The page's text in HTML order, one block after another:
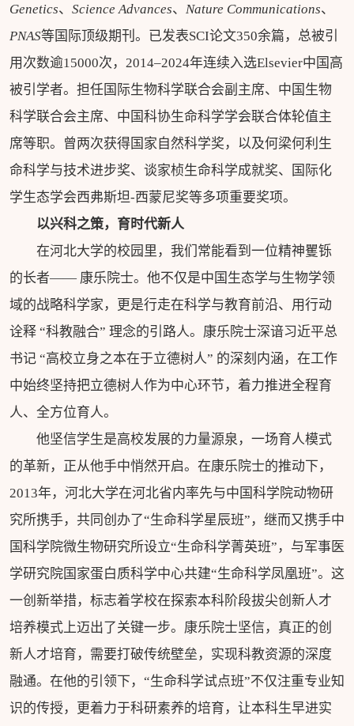
Genetics、 Science Advances、 Nature Communications、
PNAS等国际顶级期刊。已发表SCI论文350余篇，总被引
用次数逾15000次，2014–2024年连续入选Elsevier中国高
被引学者。担任国际生物科学联合会副主席、中国生物
科学联合会主席、中国科协生命科学学会联合体轮值主
席等职。曾两次获得国家自然科学奖，以及何梁何利生
命科学与技术进步奖、谈家桢生命科学成就奖、国际化
学生态学会西弗斯坦-西蒙尼奖等多项重要奖项。
以兴科之策，育时代新人
在河北大学的校园里，我们常能看到一位精神矍铄
的长者—— 康乐院士。他不仅是中国生态学与生物学领
域的战略科学家，更是行走在科学与教育前沿、用行动
诠释 “科教融合” 理念的引路人。康乐院士深谙习近平总
书记 “高校立身之本在于立德树人” 的深刻内涵，在工作
中始终坚持把立德树人作为中心环节，着力推进全程育
人、全方位育人。
他坚信学生是高校发展的力量源泉，一场育人模式
的革新，正从他手中悄然开启。在康乐院士的推动下，
2013年，河北大学在河北省内率先与中国科学院动物研
究所携手，共同创办了“生命科学星辰班”，继而又携手中
国科学院微生物研究所设立“生命科学菁英班”，与军事医
学研究院国家蛋白质科学中心共建“生命科学凤凰班”。这
一创新举措，标志着学校在探索本科阶段拔尖创新人才
培养模式上迈出了关键一步。康乐院士坚信，真正的创
新人才培育，需要打破传统壁垒，实现科教资源的深度
融通。在他的引领下，“生命科学试点班”不仅注重专业知
识的传授，更着力于科研素养的培育，让本科生早进实